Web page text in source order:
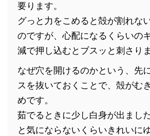
要ります。
グっと力をこめると殻が割れな
のですが、心配になるくらいの
減で押し込むとブスッと刺さりま
なぜ穴を開けるのかという、先
スを抜いておくことで、殻がむ
めです。
茹でるときに少し白身が出まし
と気にならないくらいきれいに